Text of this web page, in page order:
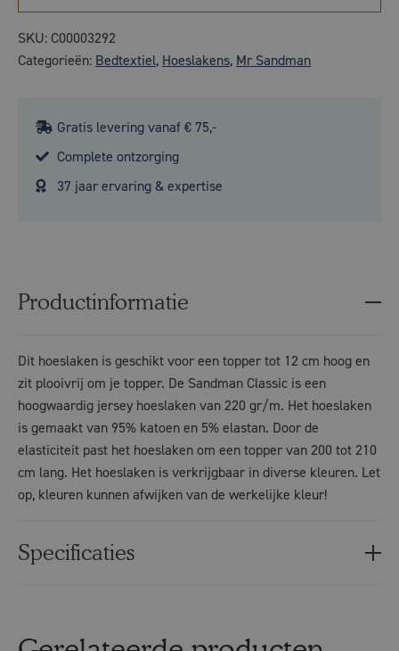
SKU: C00003292
Categorieën: Bedtextiel, Hoeslakens, Mr Sandman
Gratis levering vanaf € 75,-
Complete ontzorging
37 jaar ervaring & expertise
Productinformatie
Dit hoeslaken is geschikt voor een topper tot 12 cm hoog en
zit plooivrij om je topper. De Sandman Classic is een
hoogwaardig jersey hoeslaken van 220 gr/m. Het hoeslaken
is gemaakt van 95% katoen en 5% elastan. Door de
elasticiteit past het hoeslaken om een topper van 200 tot 210
cm lang. Het hoeslaken is verkrijgbaar in diverse kleuren. Let
op, kleuren kunnen afwijken van de werkelijke kleur!
Specificaties